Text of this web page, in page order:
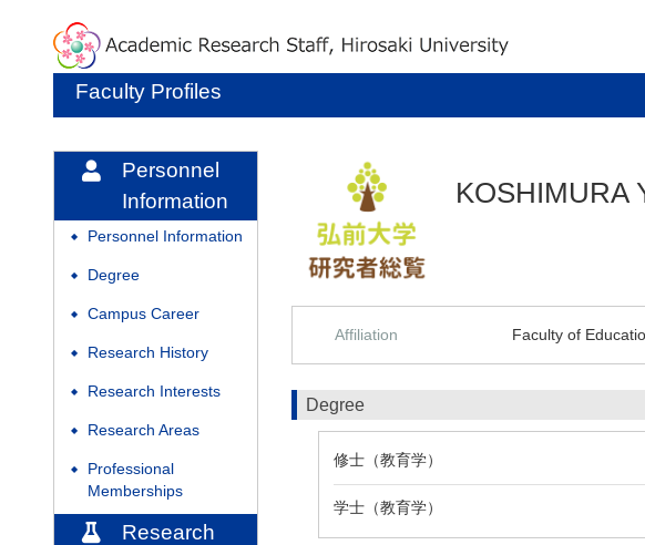
Faculty Profiles
Personnel
Information
◆ Personnel Information
◆ Degree
◆ Campus Career
◆ Research History
◆ Research Interests
◆ Research Areas
◆
Professional
Memberships
Research
KOSHIMURA
Affiliation Faculty of
Degree
修士（教育学）
学士（教育学）